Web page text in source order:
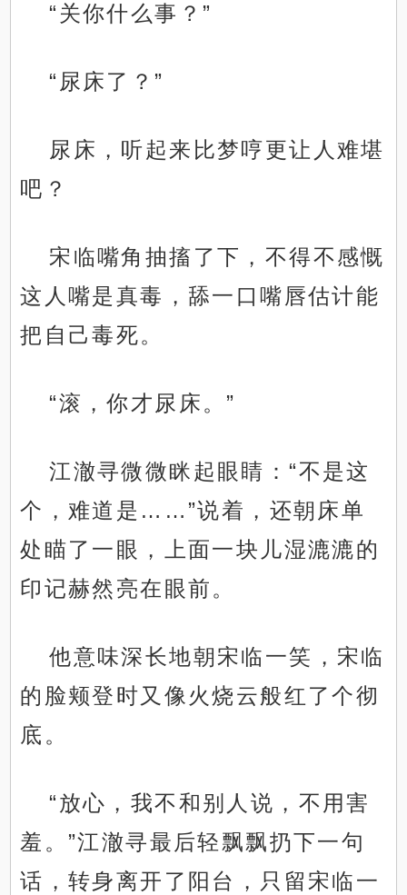
“关你什么事？”
“尿床了？”
尿床，听起来比梦哼更让人难堪
吧？
宋临嘴角抽搐了下，不得不感慨
这人嘴是真毒，舔一口嘴唇估计能
把自己毒死。
“滚，你才尿床。”
江澈寻微微眯起眼睛：“不是这
个，难道是……”说着，还朝床单
处瞄了一眼，上面一块儿湿漉漉的
印记赫然亮在眼前。
他意味深长地朝宋临一笑，宋临
的脸颊登时又像火烧云般红了个彻
底。
“放心，我不和别人说，不用害
羞。”江澈寻最后轻飘飘扔下一句
话，转身离开了阳台，只留宋临一